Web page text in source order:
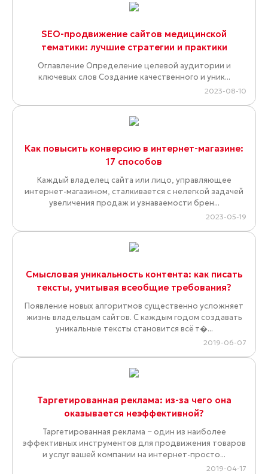
SEO-продвижение сайтов медицинской
тематики: лучшие стратегии и практики
Оглавление Определение целевой аудитории и
ключевых слов Создание качественного и уник...
2023-08-10
Как повысить конверсию в интернет-магазине:
17 способов
Каждый владелец сайта или лицо, управляющее
интернет-магазином, сталкивается с нелегкой задачей
увеличения продаж и узнаваемости брен...
2023-05-19
Смысловая уникальность контента: как писать
тексты, учитывая всеобщие требования?
Появление новых алгоритмов существенно усложняет
жизнь владельцам сайтов. С каждым годом создавать
уникальные тексты становится всё т�...
2019-06-07
Таргетированная реклама: из-за чего она
оказывается неэффективной?
Таргетированная реклама − один из наиболее
эффективных инструментов для продвижения товаров
и услуг вашей компании на интернет-просто...
2019-04-17